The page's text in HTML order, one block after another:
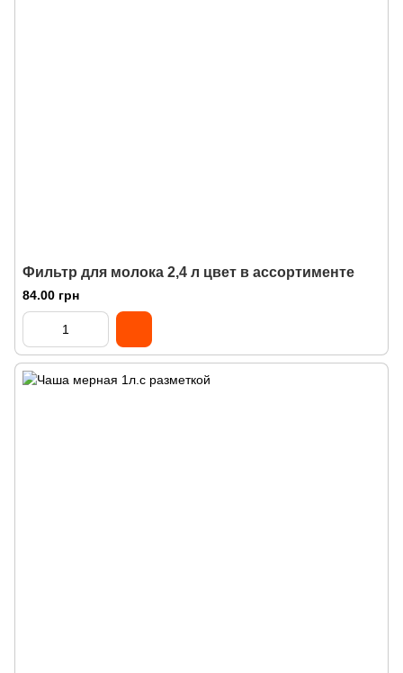
Фильтр для молока 2,4 л цвет в ассортименте
84.00 грн